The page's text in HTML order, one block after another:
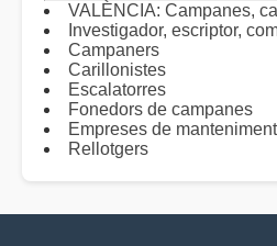
VALÈNCIA: Campanes,
Investigador, escriptor,
Campaners
Carillonistes
Escalatorres
Fonedors de campanes
Empreses de manteniment
Rellotgers